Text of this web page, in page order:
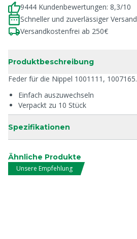
9444 Kundenbewertungen: 8,3/10
Schneller und zuverlässiger Versand
Versandkostenfrei ab 250€
Produktbeschreibung
Feder für die Nippel 1001111, 1007165.
Einfach auszuwechseln
Verpackt zu 10 Stück
Spezifikationen
Ähnliche Produkte
Unsere Empfehlung